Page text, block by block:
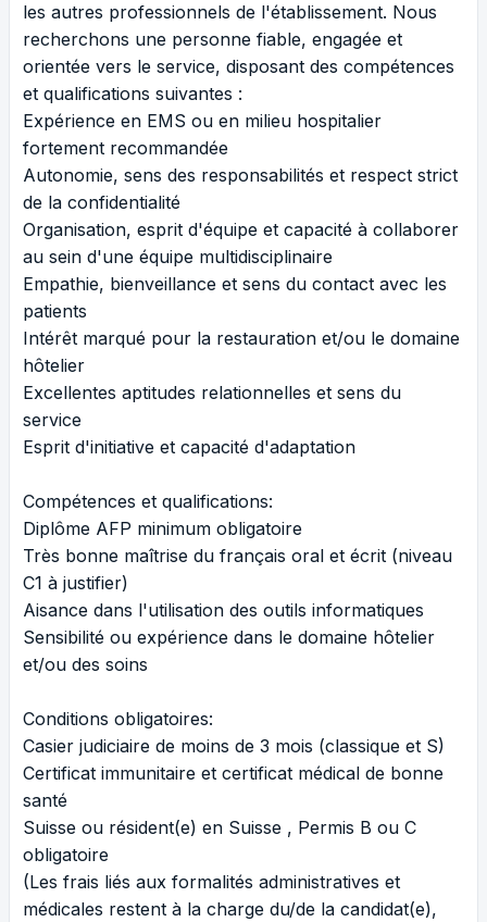
les autres professionnels de l'établissement. Nous
recherchons une personne fiable, engagée et
orientée vers le service, disposant des compétences
et qualifications suivantes :
Expérience en EMS ou en milieu hospitalier
fortement recommandée
Autonomie, sens des responsabilités et respect strict
de la confidentialité
Organisation, esprit d'équipe et capacité à collaborer
au sein d'une équipe multidisciplinaire
Empathie, bienveillance et sens du contact avec les
patients
Intérêt marqué pour la restauration et/ou le domaine
hôtelier
Excellentes aptitudes relationnelles et sens du
service
Esprit d'initiative et capacité d'adaptation
Compétences et qualifications:
Diplôme AFP minimum obligatoire
Très bonne maîtrise du français oral et écrit (niveau
C1 à justifier)
Aisance dans l'utilisation des outils informatiques
Sensibilité ou expérience dans le domaine hôtelier
et/ou des soins
Conditions obligatoires:
Casier judiciaire de moins de 3 mois (classique et S)
Certificat immunitaire et certificat médical de bonne
santé
Suisse ou résident(e) en Suisse , Permis B ou C
obligatoire
(Les frais liés aux formalités administratives et
médicales restent à la charge du/de la candidat(e),